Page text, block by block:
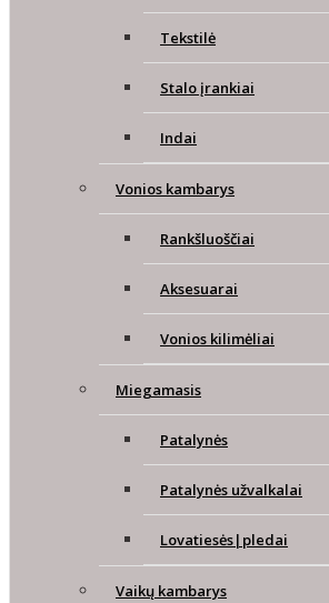
Tekstilė
Stalo įrankiai
Indai
Vonios kambarys
Rankšluoščiai
Aksesuarai
Vonios kilimėliai
Miegamasis
Patalynės
Patalynės užvalkalai
Lovatiesės|pledai
Vaikų kambarys